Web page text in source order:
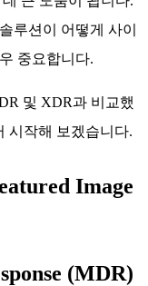
루션이 어떻게 사이
중요합니다.
및 XDR과 비교했
시작해 보겠습니다.
(MDR)